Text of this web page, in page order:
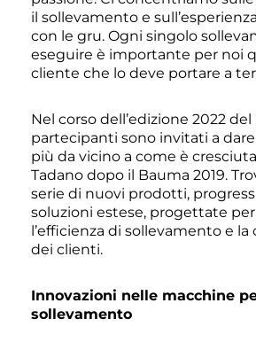
il sollevamento e
con le gru. Ogni singolo
eseguire è importante per noi
cliente che lo deve portare a
Nel corso dell’edizione 2022 del
partecipanti sono invitati a
più da vicino a come è
Tadano dopo il Bauma 2019.
serie di nuovi prodotti,
soluzioni estese, progettate
l’efficienza di sollevamento e
dei clienti.
Innovazioni nelle macchine
sollevamento